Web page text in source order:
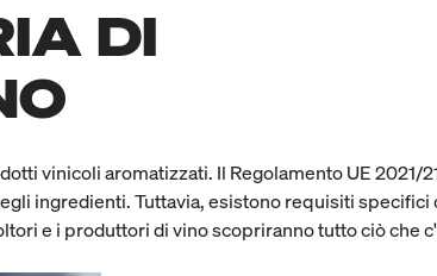
DI
vinicoli aromatizzati. Il Regolamento UE 2021/
ingredienti. Tuttavia, esistono requisiti specifici
e i produttori di vino scopriranno tutto ciò che